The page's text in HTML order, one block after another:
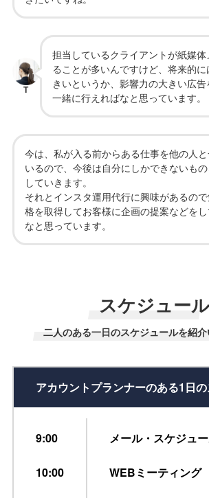
T
担当しているクライアントが紙媒
ることが多いんですけど、将来的
きいというか、影響力の大きい広
一緒に行えればなと思っています。
今は、私が入る前からある仕事を他の人
いるので、今後は自分にしかできないも
していきます。
それとインスタ運用代行に興味があるの
格を取得してお客様に企画の提案などを
なと思っています。
スケジュール
二人のある一日のスケジュールを紹介
アカウントプランナーのある1日
9:00
10:00
メール・スケジュ
WEBミーティング